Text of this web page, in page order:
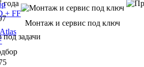
Монтаж и сервис под ключ